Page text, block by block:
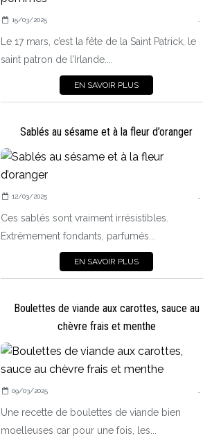
15/03/2025
Le 17 mars, c’est la fête de la Saint Patrick, le
saint patron de l’Irlande....
EN SAVOIR PLUS
PLAT PRINCIPAL
POISSON, COQUILLAGES, CRUSTACÉS
Sablés au sésame et à la fleur d’oranger
12/03/2025
Ces sablés sont vraiment irrésistibles.
Extrêmement fondants, parfumés...
EN SAVOIR PLUS
ACCOMPAGNEMENTS
Boulettes de viande aux carottes, sauce au
chèvre frais et menthe
09/03/2025
Une recette de boulettes de viande bien
moelleuses car pour une fois, les...
TARTES GALETTES CRUMBLES SUCRÉS
DESSERTS AUX FRUITS